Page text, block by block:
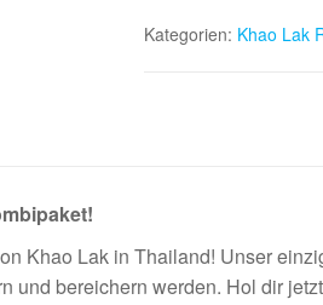
Kategorien: Khao Lak
Khao Lak in Thailand! Unser
und bereichern werden. Hol dir